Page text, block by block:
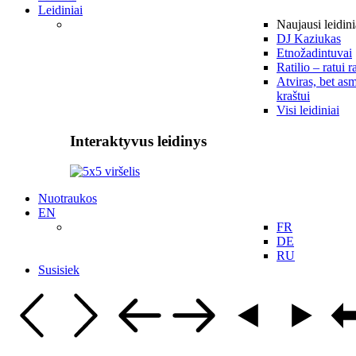
Leidiniai
Naujausi
DJ Kaziukas
Etnožadintuvai
Ratilio – ratui
Atviras, bet
kraštui
Visi leidiniai
Interaktyvus leidinys
Nuotraukos
EN
FR
DE
RU
Susisiek